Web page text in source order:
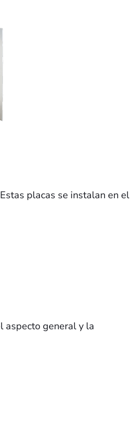
placas se instalan en el
aspecto general y la